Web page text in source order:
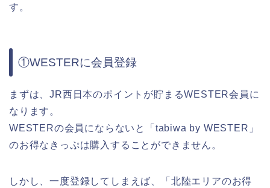
す。
①WESTERに会員登録
まずは、JR西日本のポイントが貯まるWESTER会員に
なります。
WESTERの会員にならないと「tabiwa by WESTER」
のお得なきっぷは購入することができません。
しかし、一度登録してしまえば、「北陸エリアのお得